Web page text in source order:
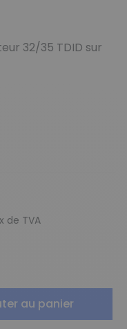
32/35 TDID sur
de TVA
au panier